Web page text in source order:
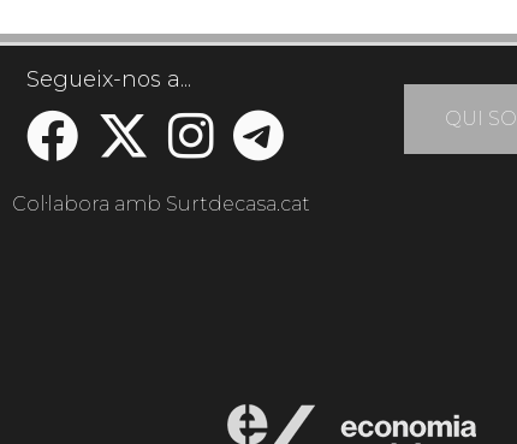
Segueix-nos a...
QUI
Col·labora amb Surtdecasa.cat